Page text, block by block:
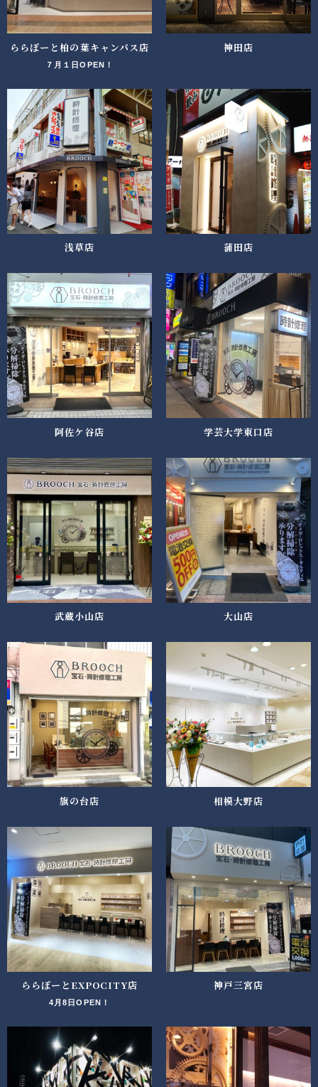
ららぽーと柏の葉キャンパス店
７月１日OPEN！
神田店
浅草店 蒲田店
阿佐ケ谷店 学芸大学東口店
武蔵小山店 大山店
旗の台店 相模大野店
ららぽーとEXPOCITY店
4月8日OPEN！
神戸三宮店